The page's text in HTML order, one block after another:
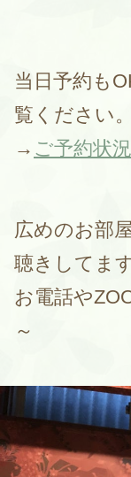
当日予約も
覧ください。
→ ご予約状況
広めのお部
聴きしてます
お電話や
～